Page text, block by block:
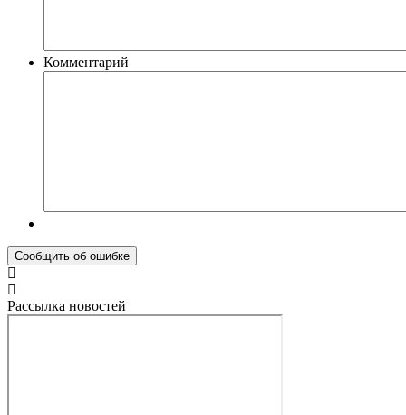
Комментарий
Рассылка новостей